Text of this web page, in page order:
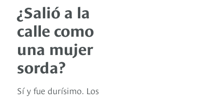
¿Salió a la
calle como
una mujer
sorda?
Sí y fue durísimo. Los